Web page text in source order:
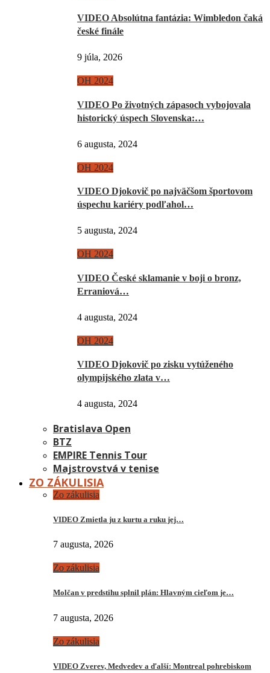
VIDEO Absolútna fantázia: Wimbledon čaká
české finále
9 júla, 2026
OH 2024
VIDEO Po životných zápasoch vybojovala
historický úspech Slovenska:…
6 augusta, 2024
OH 2024
VIDEO Djokovič po najväčšom športovom
úspechu kariéry podľahol…
5 augusta, 2024
OH 2024
VIDEO České sklamanie v boji o bronz,
Erraniová…
4 augusta, 2024
OH 2024
VIDEO Djokovič po zisku vytúženého
olympijského zlata v…
4 augusta, 2024
Bratislava Open
BTZ
EMPIRE Tennis Tour
Majstrovstvá v tenise
ZO ZÁKULISIA
Zo zákulisia
VIDEO Zmietla ju z kurtu a ruku jej…
7 augusta, 2026
Zo zákulisia
Molčan v predstihu splnil plán: Hlavným cieľom je…
7 augusta, 2026
Zo zákulisia
VIDEO Zverev, Medvedev a ďalší: Montreal pohrebiskom